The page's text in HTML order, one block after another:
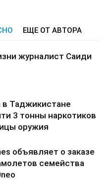
ЕЩЕ ОТ АВТОРА
журналист Саиди
в Таджикистане
3 тонны наркотиков
оружия
объявляет о заказе
семейства